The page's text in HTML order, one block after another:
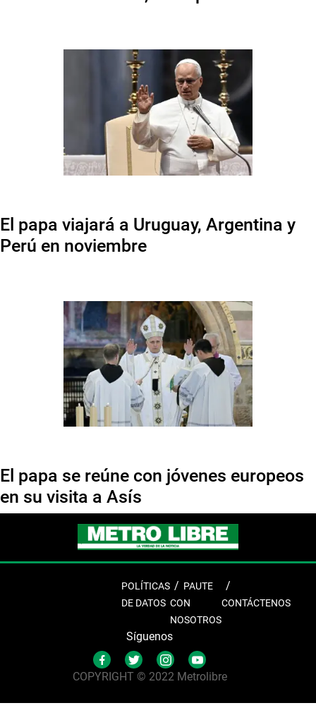
El papa viajará a Uruguay, Argentina y
Perú en noviembre
El papa se reúne con jóvenes europeos
en su visita a Asís
POLÍTICAS
DE DATOS
PAUTE
CON
NOSOTROS
CONTÁCTENOS
Síguenos
COPYRIGHT © 2022 Metrolibre